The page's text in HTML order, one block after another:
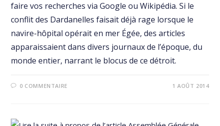
faire vos recherches via Google ou Wikipédia. Si le
conflit des Dardanelles faisait déjà rage lorsque le
navire-hôpital opérait en mer Égée, des articles
apparaissaient dans divers journaux de l’époque, du
monde entier, narrant le blocus de ce détroit.
0 COMMENTAIRE 1 AOÛT 2014